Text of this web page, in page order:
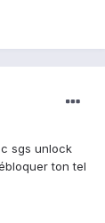
sgs unlock
ton tel